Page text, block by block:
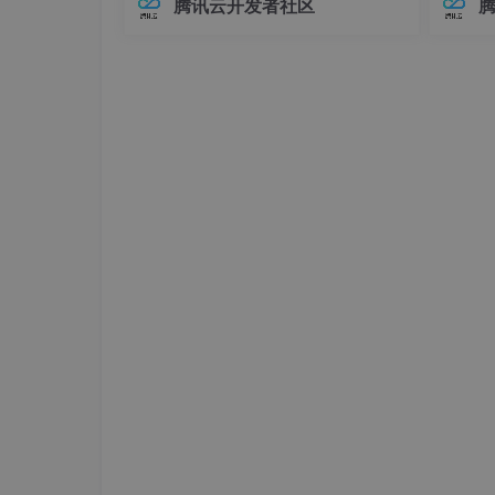
将原本完整的数据按照微服务拆分系统
在Elasticsearch中，对象类型（Objec
腾讯云开发者社区
中，连